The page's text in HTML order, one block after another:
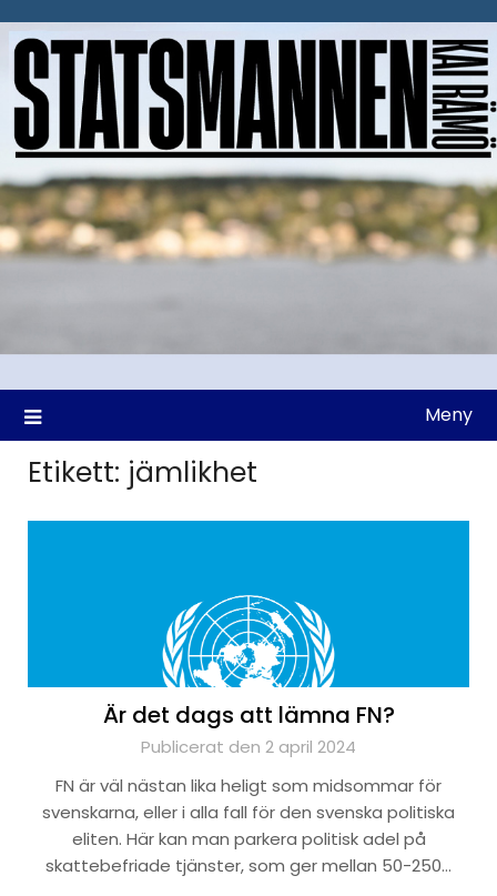
till
Meny
Etikett: jämlikhet
Är det dags att lämna FN?
Publicerat den 2 april 2024
FN är väl nästan lika heligt som midsommar för
svenskarna, eller i alla fall för den svenska politiska
eliten. Här kan man parkera politisk adel på
skattebefriade tjänster, som ger mellan 50-250…